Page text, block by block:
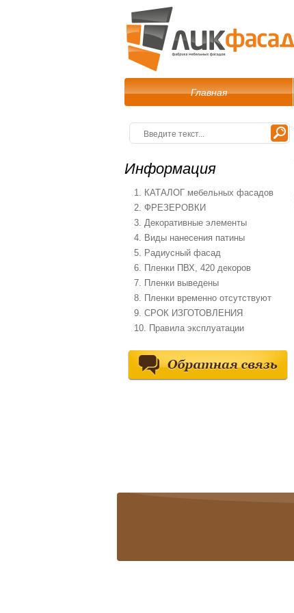
Главная
Информация
1. КАТАЛОГ мебельных фасадов
2. ФРЕЗЕРОВКИ
3. Декоративные элементы
4. Виды нанесения патины
5. Радиусный фасад
6. Пленки ПВХ, 420 декоров
7. Пленки выведены
8. Пленки временно отсутствуют
9. СРОК ИЗГОТОВЛЕНИЯ
10. Правила эксплуатации